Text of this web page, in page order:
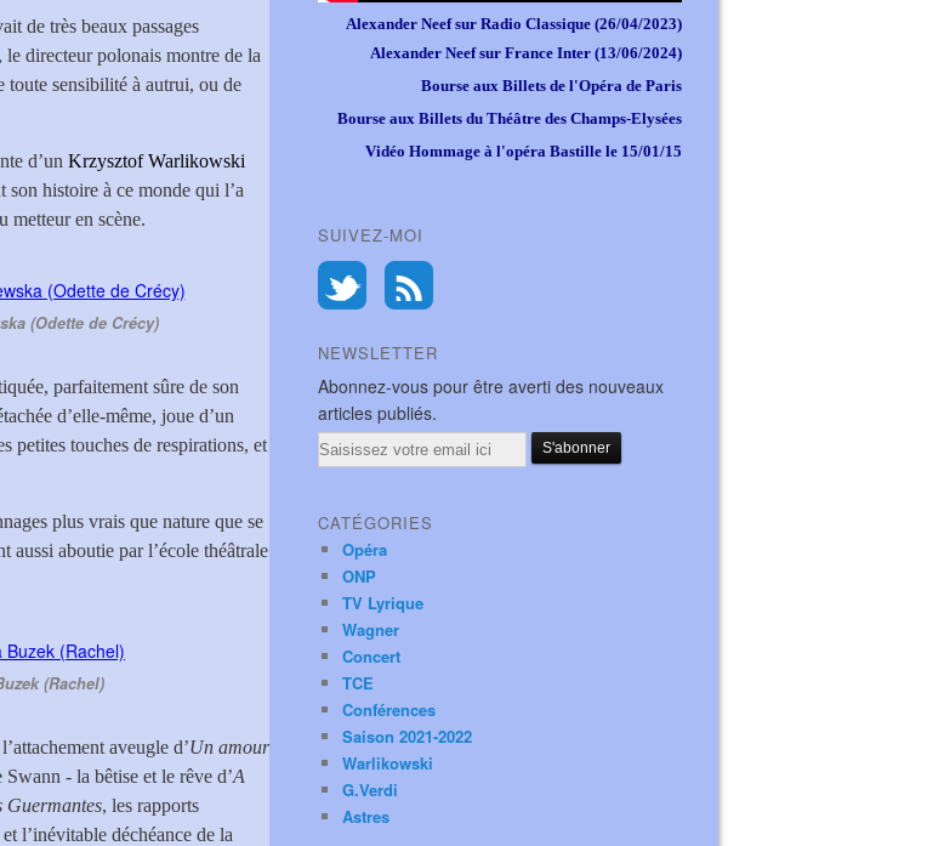
de très beaux passages
directeur polonais montre de la
toute sensibilité à autrui, ou de
d’un Krzysztof Warlikowski
histoire à ce monde qui l’a
metteur en scène.
(Odette de Crécy)
parfaitement sûre de son
d’elle-même, joue d’un
petites touches de respirations, et
plus vrais que nature que se
aussi aboutie par l’école théâtrale
(Rachel)
aveugle d’Un amour
Swann - la bêtise et le rêve d’A
Guermantes, les rapports
et l’inévitable déchéance de la
Alexander Neef sur Radio Classique (26/04/2023)
Alexander Neef sur France Inter (13/06/2024)
Bourse aux Billets de l'Opéra de Paris
Bourse aux Billets du Théâtre des Champs-Elysées
Vidéo Hommage à l'opéra Bastille le 15/01/15
SUIVEZ-MOI
NEWSLETTER
Abonnez-vous pour être averti des nouveaux
articles publiés.
Email
CATÉGORIES
Opéra
ONP
TV Lyrique
Wagner
Concert
TCE
Conférences
Saison 2021-2022
Warlikowski
G.Verdi
Astres